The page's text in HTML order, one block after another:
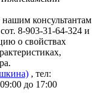
консультантам
8-903-31-64-324 и
о свойствах
, тел:
до 17:00